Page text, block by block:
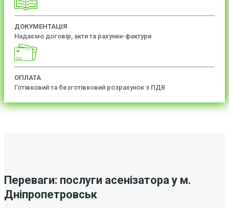
ДОКУМЕНТАЦІЯ
Надаємо договір, акти та рахунки-фактури
ОПЛАТА
Готівковий та безготівковий розрахунок з ПДВ
Переваги: послуги асенізатора у м.
Дніпропетровськ